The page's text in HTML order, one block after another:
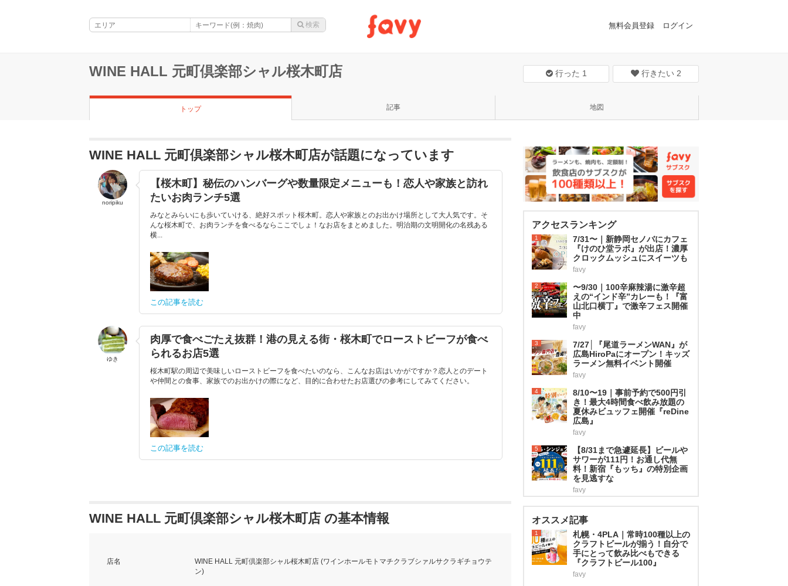
無料会員登録 ログイン
WINE HALL 元町倶楽部シャル桜木町店 行った 1 行きたい 2
トップ 記事 地図
WINE HALL 元町倶楽部シャル桜木町店が話題になっています
noripiku
【桜木町】秘伝のハンバーグや数量限定メニューも！恋人や家族と訪れ
たいお肉ランチ5選
みなとみらいにも歩いていける、絶好スポット桜木町。恋人や家族とのお出かけ場所として大人気です。そ
んな桜木町で、お肉ランチを食べるならここでしょ！なお店をまとめました。明治期の文明開化の名残ある
横...
この記事を読む
ゆき
肉厚で食べごたえ抜群！港の見える街・桜木町でローストビーフが食べ
られるお店5選
桜木町駅の周辺で美味しいローストビーフを食べたいのなら、こんなお店はいかがですか？恋人とのデート
や仲間との食事、家族でのお出かけの際になど、目的に合わせたお店選びの参考にしてみてください。
この記事を読む
WINE HALL 元町倶楽部シャル桜木町店 の基本情報
店名
WINE HALL 元町倶楽部シャル桜木町店 (ワインホールモトマチクラブシァルサクラギチョウテ
ン)
アクセスランキング
1
7/31〜｜新静岡セノバにカフェ
『けのひ堂ラボ』が出店！濃厚
クロックムッシュにスイーツも
favy
2
〜9/30｜100辛麻辣湯に激辛超
えの“インド辛”カレーも！『富
山北口横丁』で激辛フェス開催
中
favy
3
7/27│『尾道ラーメンWAN』が
広島HiroPaにオープン！キッズ
ラーメン無料イベント開催
favy
4
8/10〜19｜事前予約で500円引
き！最大4時間食べ飲み放題の
夏休みビュッフェ開催『reDine
広島』
favy
5
【8/31まで急遽延長】ビールや
サワーが111円！お通し代無
料！新宿『もッち』の特別企画
を見逃すな
favy
オススメ記事
1
札幌・4PLA｜常時100種以上の
クラフトビールが揃う！自分で
手にとって飲み比べもできる
『クラフトビール100』
favy